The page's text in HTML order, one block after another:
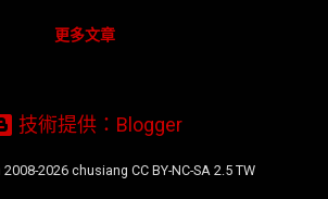
更多文章
技術提供：Blogger
2026 chusiang CC BY-NC-SA 2.5 TW